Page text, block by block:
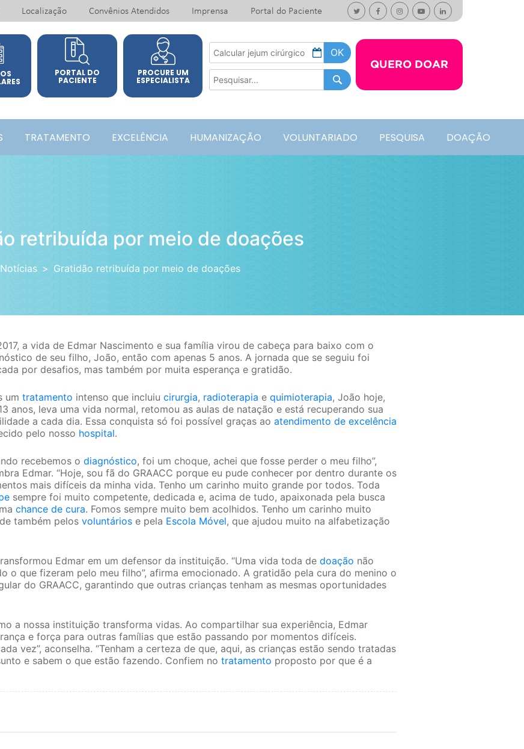
Localização Convênios Atendidos Imprensa Portal do Paciente
PORTAL DO
PACIENTE
PROCURE UM
ESPECIALISTA
QUERO DOAR
TRATAMENTO EXCELÊNCIA HUMANIZAÇÃO VOLUNTARIADO PESQUISA DOAÇÃO
retribuída por meio de doações
Notícias Gratidão retribuída por meio de doações
a vida de Edmar Nascimento e sua família virou de cabeça para baixo com o
de seu filho, João, então com apenas 5 anos. A jornada que se seguiu foi
por desafios, mas também por muita esperança e gratidão.
um tratamento intenso que incluiu cirurgia, radioterapia e quimioterapia, João hoje,
anos, leva uma vida normal, retomou as aulas de natação e está recuperando sua
a cada dia. Essa conquista só foi possível graças ao atendimento de excelência
pelo nosso hospital.
recebemos o diagnóstico, foi um choque, achei que fosse perder o meu filho”,
Edmar. “Hoje, sou fã do GRAACC porque eu pude conhecer por dentro durante os
mais difíceis da minha vida. Tenho um carinho muito grande por todos. Toda
sempre foi muito competente, dedicada e, acima de tudo, apaixonada pela busca
chance de cura. Fomos sempre muito bem acolhidos. Tenho um carinho muito
também pelos voluntáriose pela Escola Móvel, que ajudou muito na alfabetização
Edmar em um defensor da instituição. “Uma vida toda de doação não
o que fizeram pelo meu filho”, afirma emocionado. A gratidão pela cura do menino o
do GRAACC, garantindo que outras crianças tenham as mesmas oportunidades
a nossa instituição transforma vidas. Ao compartilhar sua experiência, Edmar
e força para outras famílias que estão passando por momentos difíceis.
vez”, aconselha. “Tenham a certeza de que, aqui, as crianças estão sendo tratadas
e sabem o que estão fazendo. Confiem no tratamento proposto por que é a